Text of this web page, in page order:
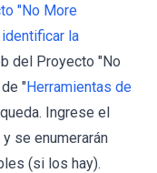
"No More
identificar la
del Proyecto "No
"Herramientas de
Ingrese el
se enumerarán
(si los hay).